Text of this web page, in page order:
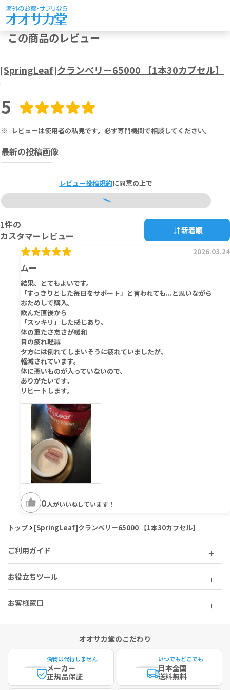
この商品のレビュー
[SpringLeaf]クランベリー65000 【1本30カプセル】
5
※ レビューは使用者の私見です。必ず専門機関で相談してください。
最新の投稿画像
レビュー投稿規約に同意の上で
1件の
カスタマーレビュー
新着順
ムー
2026.03.24
結果、とてもよいです。
「すっきりとした毎日をサポート」と言われても...と思いながら
おためしで購入。
飲んだ直後から
「スッキリ」した感じあり。
体の重たさ怠さが緩和
目の疲れ軽減
夕方には倒れてしまいそうに疲れていましたが、
軽減されています。
体に悪いものが入っていないので、
ありがたいです。
リピートします。
0人がいいねしています！
トップ [SpringLeaf]クランベリー65000 【1本30カプセル】
ご利用ガイド
お役立ちツール
お客様窓口
オオサカ堂のこだわり
偽物は代行しません
メーカー
正規品保証
いつでもどこでも
日本全国
送料無料